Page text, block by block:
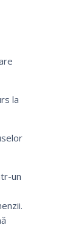
la
un